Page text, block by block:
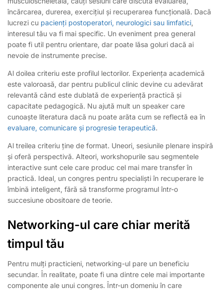
încărcarea, durerea, exercițiul și recuperarea funcțională. Dacă
lucrezi cu pacienți postoperatori, neurologici sau limfatici,
interesul tău va fi mai specific. Un eveniment prea general
poate fi util pentru orientare, dar poate lăsa goluri dacă ai
nevoie de instrumente precise.
Al doilea criteriu este profilul lectorilor. Experiența academică
este valoroasă, dar pentru publicul clinic devine cu adevărat
relevantă când este dublată de experiență practică și
capacitate pedagogică. Nu ajută mult un speaker care
cunoaște literatura dacă nu poate arăta cum se reflectă ea în
evaluare, comunicare și progresie terapeutică.
Al treilea criteriu ține de format. Uneori, sesiunile plenare inspiră
și oferă perspectivă. Alteori, workshopurile sau segmentele
interactive sunt cele care produc cel mai mare transfer în
practică. Ideal, un congres pentru specialiști în recuperare le
îmbină inteligent, fără să transforme programul într-o
succesiune obositoare de teorie.
Networking-ul care chiar merită
timpul tău
Pentru mulți practicieni, networking-ul pare un beneficiu
secundar. În realitate, poate fi una dintre cele mai importante
componente ale unui congres. Într-un domeniu în care